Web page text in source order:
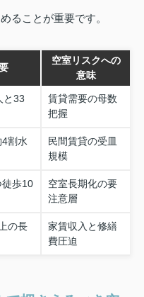
ることが重要です。
空室リスクへの
意味
と33
賃貸需要の母数
把握
4割水
民間賃貸の受皿
規模
歩10
空室長期化の要
注意層
の長
家賃収入と修繕
費圧迫